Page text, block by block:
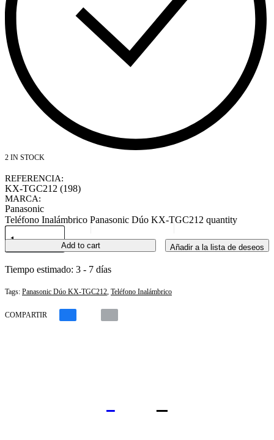
2 IN STOCK
REFERENCIA:
KX-TGC212 (198)
MARCA:
Panasonic
Teléfono Inalámbrico Panasonic Dúo KX-TGC212 quantity
Add to cart Añadir a la lista de deseos
Tiempo estimado: 3 - 7 días
Tags: Panasonic Dúo KX-TGC212, Teléfono Inalámbrico
COMPARTIR